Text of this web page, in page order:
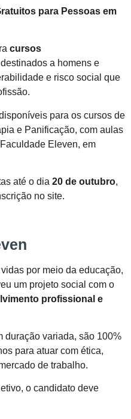
para Pessoas em
cursos
destinados a homens e
e risco social que
para os cursos de
e Panificação, com aulas
Eleven, em
até o dia20 de outubro,
no site.
por meio da educação,
um projeto social com o
profissional e
duração variada, são 100%
para atuar com ética,
de trabalho.
o candidato deve